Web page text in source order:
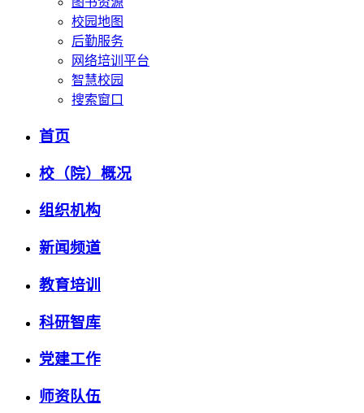
校园地图
后勤服务
网络培训平台
智慧校园
搜索窗口
首页
校（院）概况
组织机构
新闻频道
教育培训
科研智库
党建工作
师资队伍